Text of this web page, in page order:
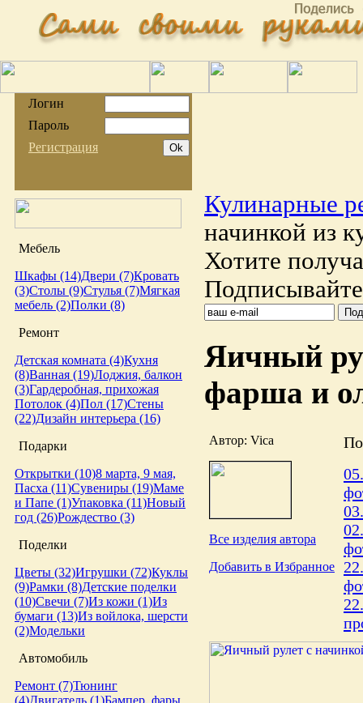
Логин
Пароль
Регистрация
Мебель
Шкафы (14)Двери (7)Кровать
(3)Столы (9)Стулья (7)Мягкая
мебель (2)Полки (8)
Ремонт
Детская комната (4)Кухня
(8)Ванная (19)Лоджия, балкон
(3)Гардеробная, прихожая
Потолок (4)Пол (17)Стены
(22)Дизайн интерьера (16)
Подарки
Открытки (10)8 марта, 9 мая,
Пасха (11)Сувениры (19)Маме
и Папе (1)Упаковка (11)Новый
год (26)Рождество (3)
Поделки
Цветы (32)Игрушки (72)Куклы
(9)Рамки (8)Детские поделки
(10)Свечи (7)Из кожи (1)Из
бумаги (13)Из войлока, шерсти
(2)Модельки
Автомобиль
Ремонт (7)Тюнинг
(4)Двигатель (1)Бампер, фары
Кулинарные
начинкой из
Хотите
Яичный
фарша и
Автор: Vica
Все изделия автора
Добавить в Избранное